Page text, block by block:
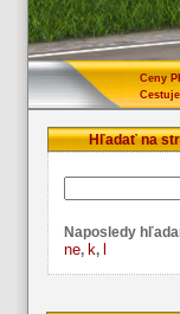
Ceny
Hľadať na
Naposledy
ne, k, l